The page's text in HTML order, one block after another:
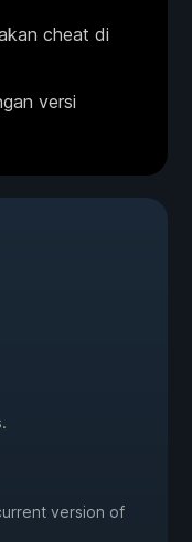
cheat di
versi
version of